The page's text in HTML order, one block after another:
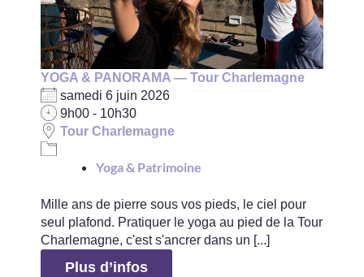
YOGA & PANORAMA — Tour Charlemagne
samedi 6 juin 2026
9h00 - 10h30
Tour Charlemagne
Yoga & Patrimoine
Mille ans de pierre sous vos pieds, le ciel pour
seul plafond. Pratiquer le yoga au pied de la Tour
Charlemagne, c'est s'ancrer dans un [...]
Plus d’infos